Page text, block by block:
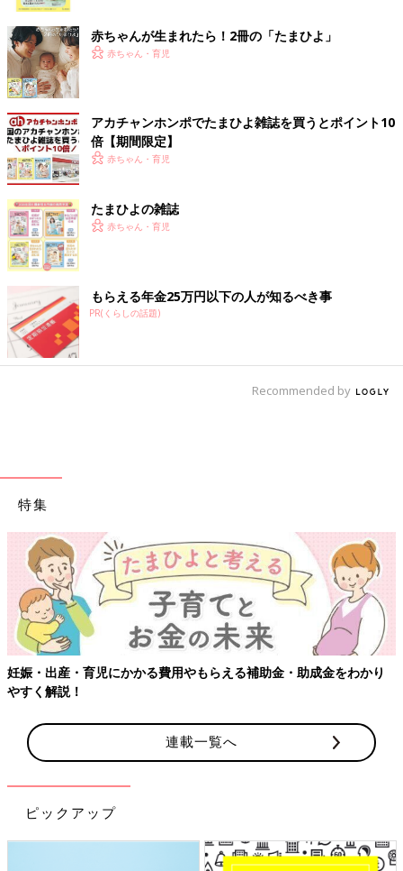
hecomomさんは、アニヤ・ハインドマーチとのコラボアウター
を購入。肩部分にあるおめめのポイントがとってもキュートです
よね！形も可愛いとお気に入りの様子。軽くてお子さんたちも快
適に着られているとのこと。丈感もおしり部分まであり、暖かそ
うですね♪
ほどよい厚みで暖かそう！白のアウター
出典：Instagramアカウント「_yu.no_28」
_yu.no_28さんは、こちらの白のアウターを購入。ふんわりとし
ており、見た目も暖かそうですよね。ほどよい厚みで、寒い日に
もピッタリ！ピンクとホワイトのコーデがとっても可愛らしくて
お似合いですね♪
赤ちゃんが生まれたら！2冊の「たまひよ」
赤ちゃん・育児
アカチャンホンポでたまひよ雑誌を買うとポイント10
倍【期間限定】
赤ちゃん・育児
たまひよの雑誌
赤ちゃん・育児
もらえる年金25万円以下の人が知るべき事
PR(くらしの話題)
Recommended by
特集
妊娠・出産・育児にかかる費用やもらえる補助金・助成金をわかり
やすく解説！
連載一覧へ
ピックアップ